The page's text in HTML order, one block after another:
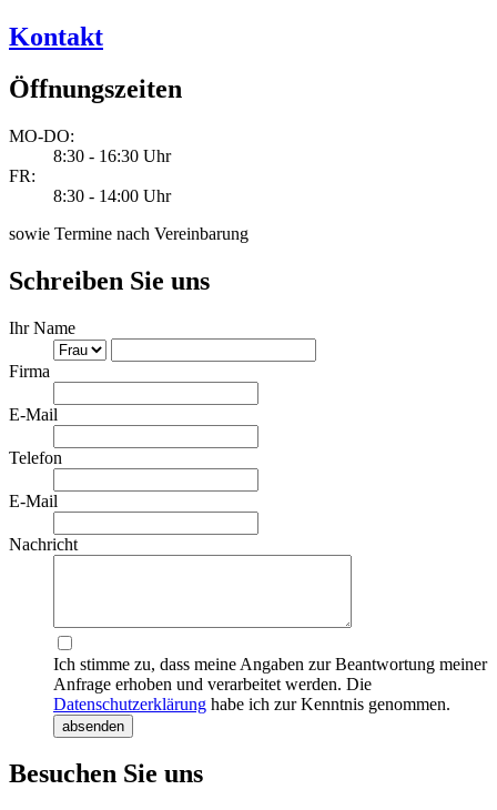
Kontakt
Öffnungszeiten
MO-DO:
8:30 - 16:30 Uhr
FR:
8:30 - 14:00 Uhr
sowie Termine nach Vereinbarung
Schreiben Sie uns
Ihr Name
Firma
E-Mail
Telefon
E-Mail
Nachricht
Ich stimme zu, dass meine Angaben zur Beantwortung meiner
Anfrage erhoben und verarbeitet werden. Die
Datenschutzerklärung habe ich zur Kenntnis genommen.
absenden
Besuchen Sie uns